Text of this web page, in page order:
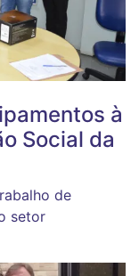
à
Social da
de
setor